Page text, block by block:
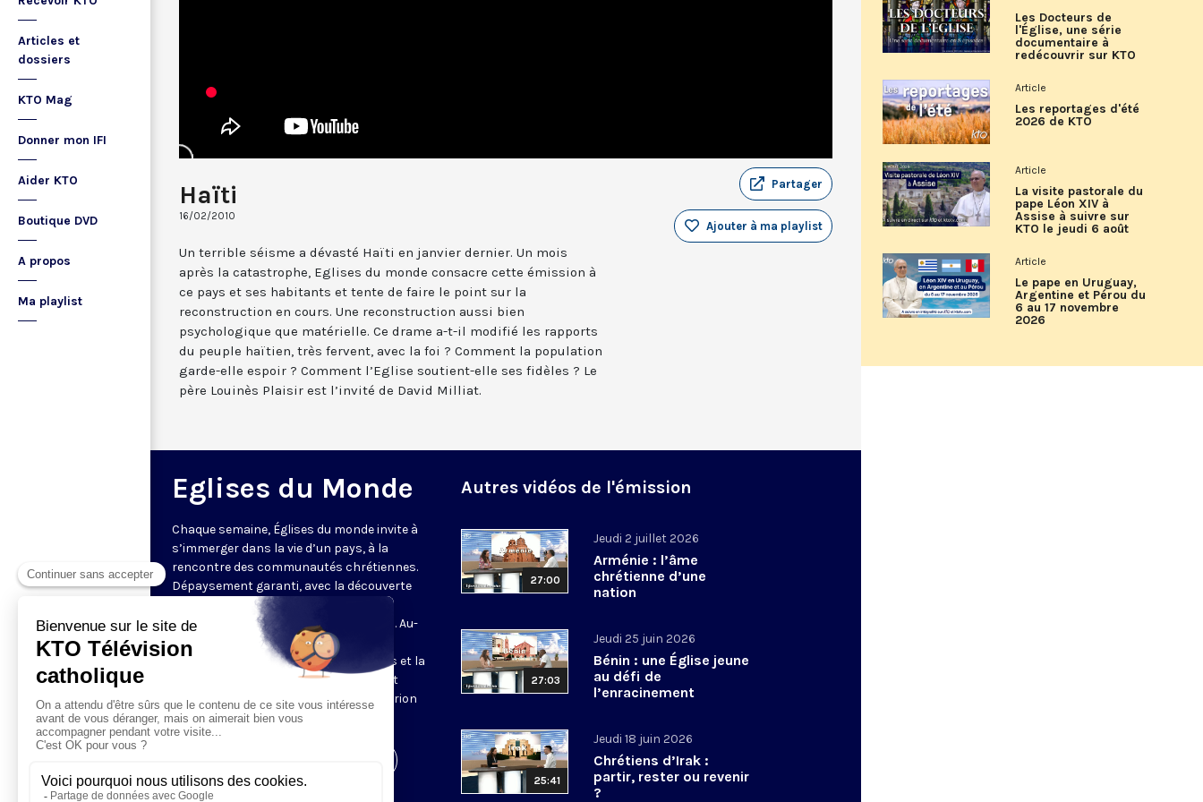
Articles et
dossiers
KTO Mag
Donner mon IFI
Aider KTO
Boutique DVD
A propos
Ma playlist
Haïti
16/02/2010
Partager
Ajouter à ma playlist
Un terrible séisme a dévasté Haïti en janvier dernier. Un mois
après la catastrophe, Eglises du monde consacre cette émission à
ce pays et ses habitants et tente de faire le point sur la
reconstruction en cours. Une reconstruction aussi bien
psychologique que matérielle. Ce drame a-t-il modifié les rapports
du peuple haïtien, très fervent, avec la foi ? Comment la population
garde-elle espoir ? Comment l’Eglise soutient-elle ses fidèles ? Le
père Louinès Plaisir est l’invité de David Milliat.
Eglises du Monde
Chaque semaine, Églises du monde invite à
s’immerger dans la vie d’un pays, à la
rencontre des communautés chrétiennes.
Dépaysement garanti, avec la découverte
des spécificités et du rayonnement de
l’Église catholique ou de ses difficultés. Au-
delà de l’actualité, il s’agit aussi de
comprendre les grands enjeux du pays et la
contribution que les chrétiens peuvent
apporter à la société. Présenté par Marion
Fontenille chaque jeudi à 21h45.
Autres vidéos de l'émission
27:00
Jeudi 2 juillet 2026
Arménie : l’âme
chrétienne d’une
nation
27:03
Jeudi 25 juin 2026
Bénin : une Église jeune
au défi de
l’enracinement
25:41
Jeudi 18 juin 2026
Chrétiens d’Irak :
partir, rester ou revenir
?
Les Docteurs de
l'Église, une série
documentaire à
redécouvrir sur KTO
Article
Les reportages d'été
2026 de KTO
Article
La visite pastorale du
pape Léon XIV à
Assise à suivre sur
KTO le jeudi 6 août
Article
Le pape en Uruguay,
Argentine et Pérou du
6 au 17 novembre
2026